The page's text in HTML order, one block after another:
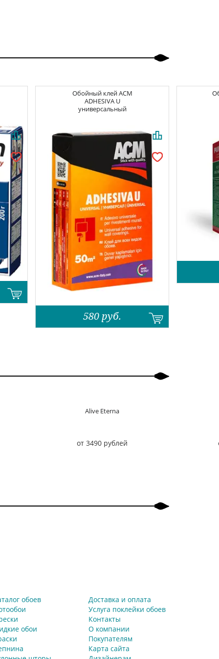
Обойный клейACM
ADHESIVA U
универсальный
580 руб.
Alive Eterna
от 3490 рублей
обоев
обои
Доставка и оплата
Услуга поклейки обоев
Контакты
О компании
Покупателям
Карта сайта